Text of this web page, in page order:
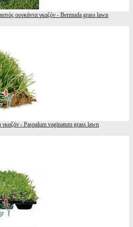
ουγκάντα γκαζόν - Bermuda grass lawn
- Paspalum vaginatum grass lawn